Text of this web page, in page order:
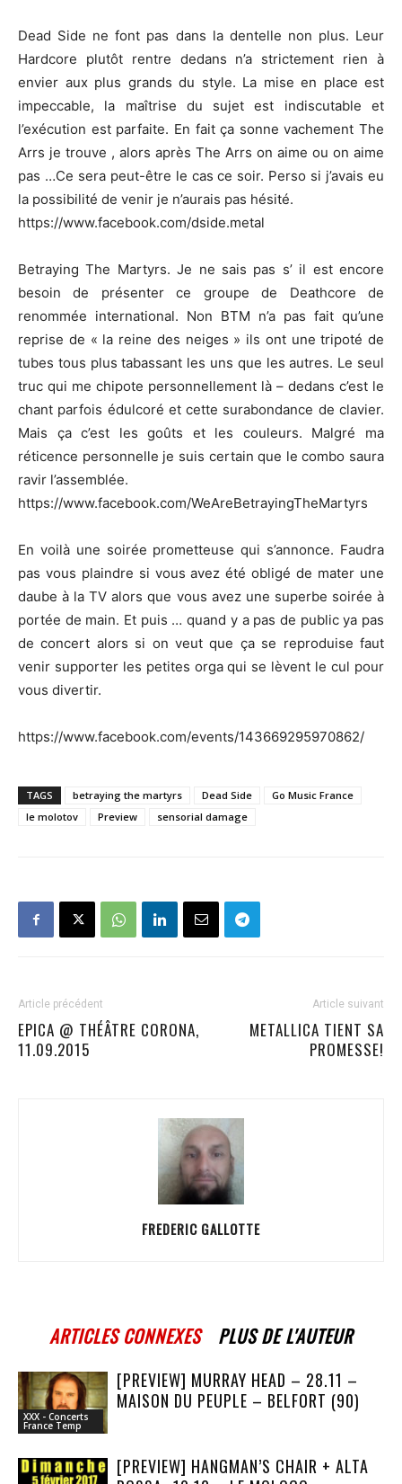
Dead Side ne font pas dans la dentelle non plus. Leur
Hardcore plutôt rentre dedans n’a strictement rien à
envier aux plus grands du style. La mise en place est
impeccable, la maîtrise du sujet est indiscutable et
l’exécution est parfaite. En fait ça sonne vachement The
Arrs je trouve , alors après The Arrs on aime ou on aime
pas …Ce sera peut-être le cas ce soir. Perso si j’avais eu
la possibilité de venir je n’aurais pas hésité.
https://www.facebook.com/dside.metal
Betraying The Martyrs. Je ne sais pas s’ il est encore
besoin de présenter ce groupe de Deathcore de
renommée international. Non BTM n’a pas fait qu’une
reprise de « la reine des neiges » ils ont une tripoté de
tubes tous plus tabassant les uns que les autres. Le seul
truc qui me chipote personnellement là – dedans c’est le
chant parfois édulcoré et cette surabondance de clavier.
Mais ça c’est les goûts et les couleurs. Malgré ma
réticence personnelle je suis certain que le combo saura
ravir l’assemblée.
https://www.facebook.com/WeAreBetrayingTheMartyrs
En voilà une soirée prometteuse qui s’annonce. Faudra
pas vous plaindre si vous avez été obligé de mater une
daube à la TV alors que vous avez une superbe soirée à
portée de main. Et puis … quand y a pas de public ya pas
de concert alors si on veut que ça se reproduise faut
venir supporter les petites orga qui se lèvent le cul pour
vous divertir.
https://www.facebook.com/events/143669295970862/
TAGS betraying the martyrs Dead Side
Go Music France
le molotov
Preview sensorial damage
Article précédent
EPICA @ THÉÂTRE CORONA,
11.09.2015
Article suivant
METALLICA TIENT SA
PROMESSE!
FREDERIC GALLOTTE
ARTICLES CONNEXES PLUS DE L'AUTEUR
XXX - Concerts
France Temp
[PREVIEW] MURRAY HEAD – 28.11 –
MAISON DU PEUPLE – BELFORT (90)
[PREVIEW] HANGMAN’S CHAIR + ALTA